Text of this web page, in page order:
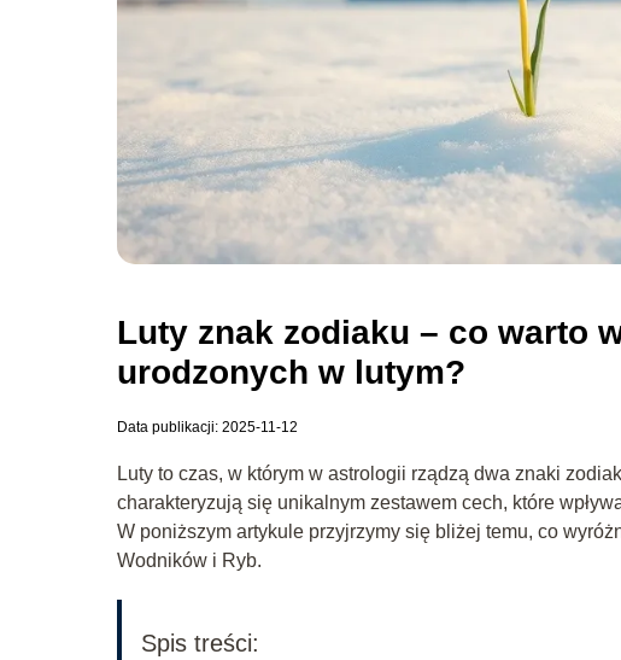
Luty znak zodiaku – co warto
urodzonych w lutym?
Data publikacji: 2025-11-12
Luty to czas, w którym w astrologii rządzą dwa znaki
charakteryzują się unikalnym zestawem cech, które
W poniższym artykule przyjrzymy się bliżej temu, co
Wodników i Ryb.
Spis treści: